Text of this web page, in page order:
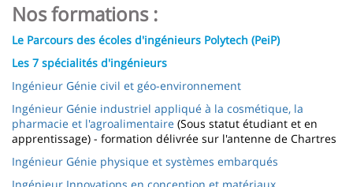
Nos formations :
Le Parcours des écoles d'ingénieurs Polytech (PeiP)
Les 7 spécialités d'ingénieurs
Ingénieur Génie civil et géo-environnement
Ingénieur Génie industriel appliqué à la cosmétique, la
pharmacie et l'agroalimentaire (Sous statut étudiant et en
apprentissage) - formation délivrée sur l'antenne de Chartres
Ingénieur Génie physique et systèmes embarqués